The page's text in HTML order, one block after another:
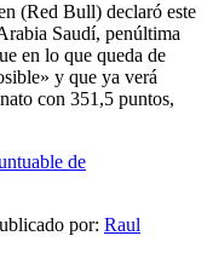
(Red Bull) declaró este
Saudí, penúltima
en lo que queda de
y que ya verá
con 351,5 puntos,
por: Raul